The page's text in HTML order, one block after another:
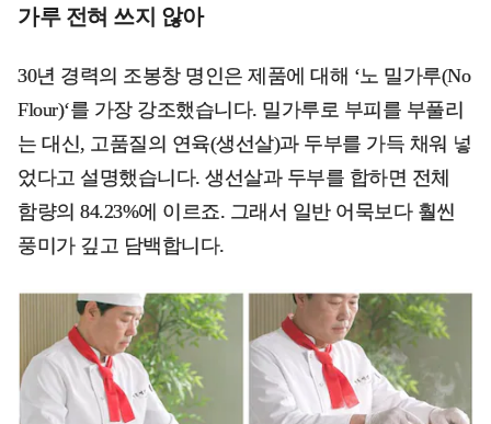
가루 전혀 쓰지 않아
30년 경력의 조봉창 명인은 제품에 대해 ‘노 밀가루(No
Flour)‘를 가장 강조했습니다. 밀가루로 부피를 부풀리
는 대신, 고품질의 연육(생선살)과 두부를 가득 채워 넣
었다고 설명했습니다. 생선살과 두부를 합하면 전체
함량의 84.23%에 이르죠. 그래서 일반 어묵보다 훨씬
풍미가 깊고 담백합니다.